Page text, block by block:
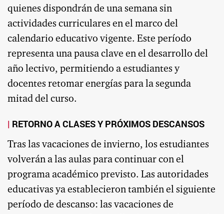
quienes dispondrán de una semana sin
actividades curriculares en el marco del
calendario educativo vigente. Este período
representa una pausa clave en el desarrollo del
año lectivo, permitiendo a estudiantes y
docentes retomar energías para la segunda
mitad del curso.
RETORNO A CLASES Y PRÓXIMOS DESCANSOS
Tras las vacaciones de invierno, los estudiantes
volverán a las aulas para continuar con el
programa académico previsto. Las autoridades
educativas ya establecieron también el siguiente
período de descanso: las vacaciones de